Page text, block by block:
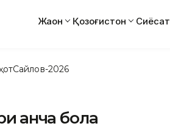
Жаҳон Қозоғистон Сиёсат
Сайлов-2026
қанча бола